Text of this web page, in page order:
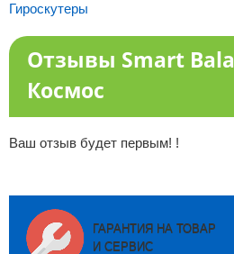
Гироскутеры
Отзывы Smart
Космос
Ваш отзыв будет первым! !
ГАРАНТИЯ НА ТОВАР
И СЕРВИС